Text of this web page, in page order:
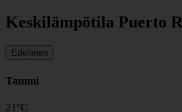
Keskilämpötila Puerto
Edellinen
Tammi
21 °C